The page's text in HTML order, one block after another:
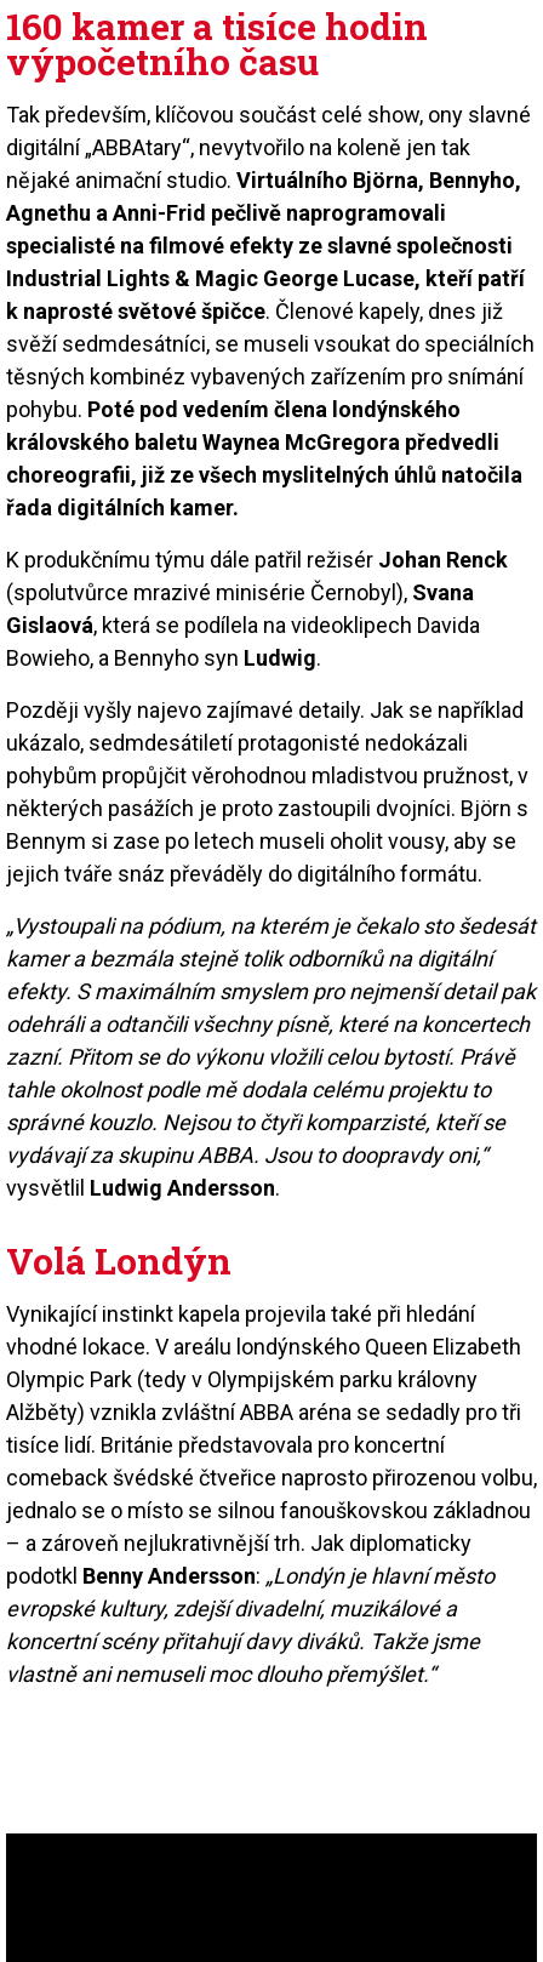
160 kamer a tisíce hodin
výpočetního času
Tak především, klíčovou součást celé show, ony slavné
digitální „ABBAtary“, nevytvořilo na koleně jen tak
nějaké animační studio. Virtuálního Björna, Bennyho,
Agnethu a Anni-Frid pečlivě naprogramovali
specialisté na filmové efekty ze slavné společnosti
Industrial Lights & Magic George Lucase, kteří patří
k naprosté světové špičce. Členové kapely, dnes již
svěží sedmdesátníci, se museli vsoukat do speciálních
těsných kombinéz vybavených zařízením pro snímání
pohybu. Poté pod vedením člena londýnského
královského baletu Waynea McGregora předvedli
choreografii, již ze všech myslitelných úhlů natočila
řada digitálních kamer.
K produkčnímu týmu dále patřil režisér Johan Renck
(spolutvůrce mrazivé minisérie Černobyl), Svana
Gislaová, která se podílela na videoklipech Davida
Bowieho, a Bennyho syn Ludwig.
Později vyšly najevo zajímavé detaily. Jak se například
ukázalo, sedmdesátiletí protagonisté nedokázali
pohybům propůjčit věrohodnou mladistvou pružnost, v
některých pasážích je proto zastoupili dvojníci. Björn s
Bennym si zase po letech museli oholit vousy, aby se
jejich tváře snáz převáděly do digitálního formátu.
„Vystoupali na pódium, na kterém je čekalo sto šedesát
kamer a bezmála stejně tolik odborníků na digitální
efekty. S maximálním smyslem pro nejmenší detail pak
odehráli a odtančili všechny písně, které na koncertech
zazní. Přitom se do výkonu vložili celou bytostí. Právě
tahle okolnost podle mě dodala celému projektu to
správné kouzlo. Nejsou to čtyři komparzisté, kteří se
vydávají za skupinu ABBA. Jsou to doopravdy oni,“
vysvětlil Ludwig Andersson.
Volá Londýn
Vynikající instinkt kapela projevila také při hledání
vhodné lokace. V areálu londýnského Queen Elizabeth
Olympic Park (tedy v Olympijském parku královny
Alžběty) vznikla zvláštní ABBA aréna se sedadly pro tři
tisíce lidí. Británie představovala pro koncertní
comeback švédské čtveřice naprosto přirozenou volbu,
jednalo se o místo se silnou fanouškovskou základnou
– a zároveň nejlukrativnější trh. Jak diplomaticky
podotkl Benny Andersson: „Londýn je hlavní město
evropské kultury, zdejší divadelní, muzikálové a
koncertní scény přitahují davy diváků. Takže jsme
vlastně ani nemuseli moc dlouho přemýšlet.“